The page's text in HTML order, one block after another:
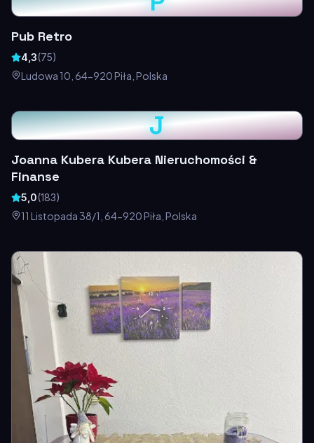
Pub Retro
4,3(75)
Ludowa 10, 64-920 Piła, Polska
J
Joanna Kubera Kubera Nieruchomości &
Finanse
5,0(183)
11 Listopada 38/1, 64-920 Piła, Polska